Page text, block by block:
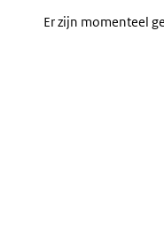
Er zijn momenteel